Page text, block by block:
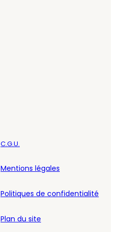
C.G.U.
Mentions légales
Politiques de confidentialité
Plan du site